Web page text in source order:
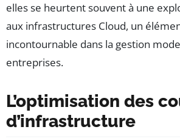
elles se heurtent souvent à une
aux infrastructures Cloud, un
incontournable dans la gestion
entreprises.
L’optimisation des
d’infrastructure